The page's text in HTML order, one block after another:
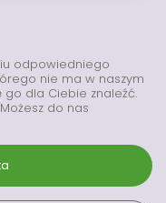
odpowiedniego
nie ma w naszym
dla Ciebie znaleźć.
do nas